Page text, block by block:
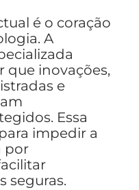
é o coração
A
que inovações,
e
Essa
impedir a
por
seguras.